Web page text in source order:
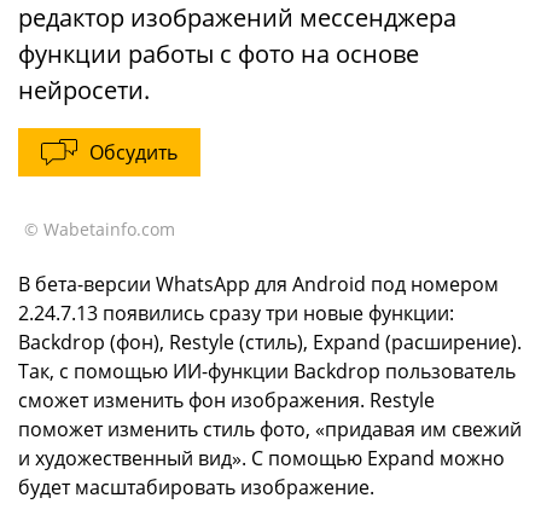
редактор изображений мессенджера
функции работы с фото на основе
нейросети.
Обсудить
© Wabetainfo.com
В бета-версии WhatsApp для Android под номером
2.24.7.13 появились сразу три новые функции:
Backdrop (фон), Restyle (стиль), Expand (расширение).
Так, с помощью ИИ-функции Backdrop пользователь
сможет изменить фон изображения. Restyle
поможет изменить стиль фото, «придавая им свежий
и художественный вид». С помощью Expand можно
будет масштабировать изображение.